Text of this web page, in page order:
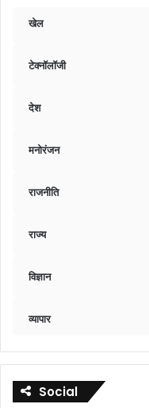
खेल
टेक्नॉलॉजी
देश
मनोरंजन
राजनीति
राज्य
विज्ञान
व्यापार
Social